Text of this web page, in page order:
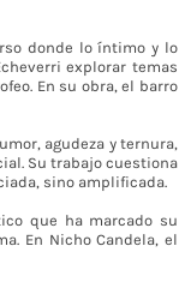
donde lo íntimo y lo
explorar temas
En su obra, el barro
agudeza y ternura,
Su trabajo cuestiona
sino amplificada.
que ha marcado su
En Nicho Candela, el